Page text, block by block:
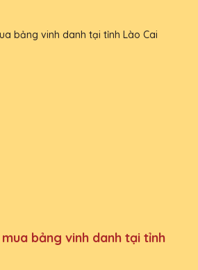
bảng vinh danh tại tỉnh